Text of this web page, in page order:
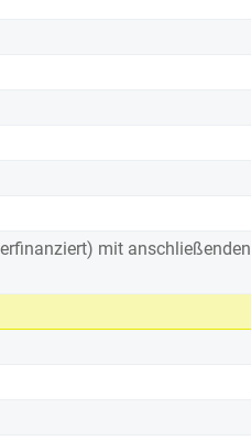
mit anschließenden